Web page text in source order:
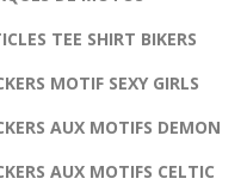
TEE SHIRT BIKERS
MOTIF SEXY GIRLS
AUX MOTIFS DEMON
AUX MOTIFS CELTIC